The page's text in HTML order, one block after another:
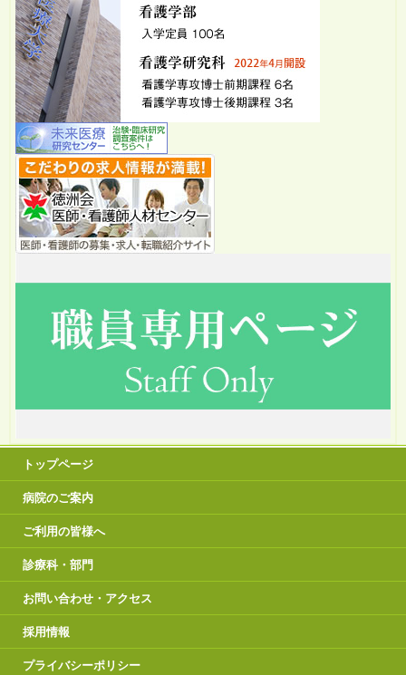
トップページ
病院のご案内
ご利用の皆様へ
診療科・部門
お問い合わせ・アクセス
採用情報
プライバシーポリシー